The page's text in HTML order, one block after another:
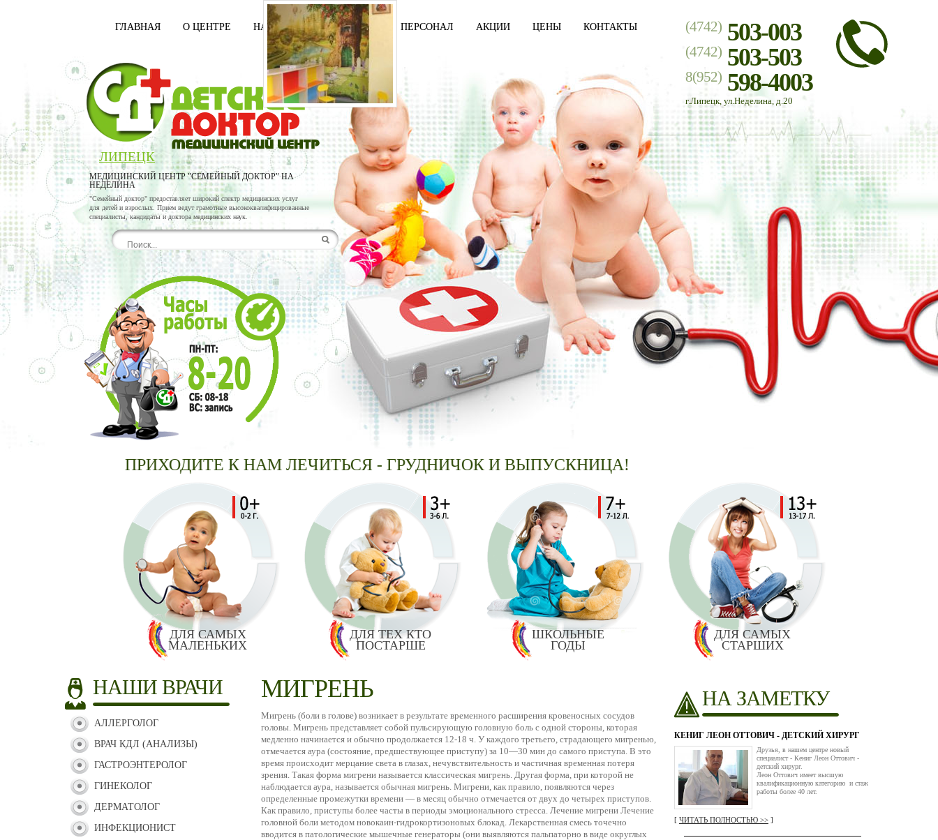
ГЛАВНАЯ О ЦЕНТРЕ НАШИ ВРАЧИ УСЛУГИ ПЕРСОНАЛ АКЦИИ ЦЕНЫ КОНТАКТЫ (4742) 503-003
(4742) 503-503
8(952) 598-4003
г.Липецк, ул.Неделина, д.20
ЛИПЕЦК
МЕДИЦИНСКИЙ ЦЕНТР "СЕМЕЙНЫЙ ДОКТОР" НА
НЕДЕЛИНА
"Семейный доктор" предоставляет широкий спектр медицинских услуг
для детей и взрослых. Прием ведут грамотные высококвалифицированные
специалисты, кандидаты и доктора медицинских наук.
ПРИХОДИТЕ К НАМ ЛЕЧИТЬСЯ - ГРУДНИЧОК И ВЫПУСКНИЦА!
ДЛЯ САМЫХ
МАЛЕНЬКИХ
ДЛЯ ТЕХ КТО
ПОСТАРШЕ
ШКОЛЬНЫЕ
ГОДЫ
ДЛЯ САМЫХ
СТАРШИХ
НАШИ ВРАЧИ
АЛЛЕРГОЛОГ
ВРАЧ КДЛ (АНАЛИЗЫ)
ГАСТРОЭНТЕРОЛОГ
ГИНЕКОЛОГ
ДЕРМАТОЛОГ
ИНФЕКЦИОНИСТ
МИГРЕНЬ
Мигрень (боли в голове) возникает в результате временного расширения кровеносных сосудов
головы. Мигрень представляет собой пульсирующую головную боль с одной стороны, которая
медленно начинается и обычно продолжается 12-18 ч. У каждого третьего, страдающего мигренью,
отмечается аура (состояние, предшествующее приступу) за 10—30 мин до самого приступа. В это
время происходит мерцание света в глазах, нечувствительность и частичная временная потеря
зрения. Такая форма мигрени называется классическая мигрень. Другая форма, при которой не
наблюдается аура, называется обычная мигрень. Мигрени, как правило, появляются через
определенные промежутки времени — в месяц обычно отмечается от двух до четырех приступов.
Как правило, приступы более часты в периоды эмоционального стресса. Лечение мигрени Лечение
головной боли методом новокаин-гидрокортизоновых блокад. Лекарственная смесь точечно
вводится в патологические мышечные генераторы (они выявляются пальпаторно в виде округлых
НА ЗАМЕТКУ
КЕНИГ ЛЕОН ОТТОВИЧ - ДЕТСКИЙ ХИРУРГ
Друзья, в нашем центре новый
специалист - Кениг Леон Оттович -
детский хирург.
Леон Оттович имеет высшую
квалификационную категорию и стаж
работы более 40 лет.
[ ЧИТАТЬ ПОЛНОСТЬЮ >> ]